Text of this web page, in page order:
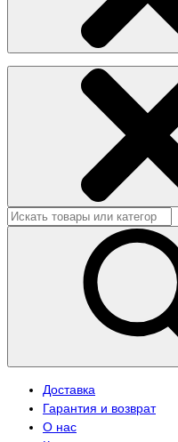
Доставка
Гарантия и возврат
О нас